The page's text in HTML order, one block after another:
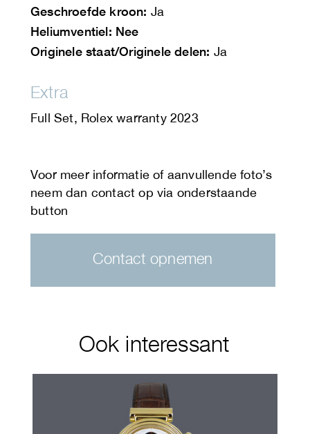
Geschroefde kroon: Ja
Heliumventiel: Nee
Originele staat/Originele delen: Ja
Extra
Full Set, Rolex warranty 2023
Contact opnemen
Ook interessant